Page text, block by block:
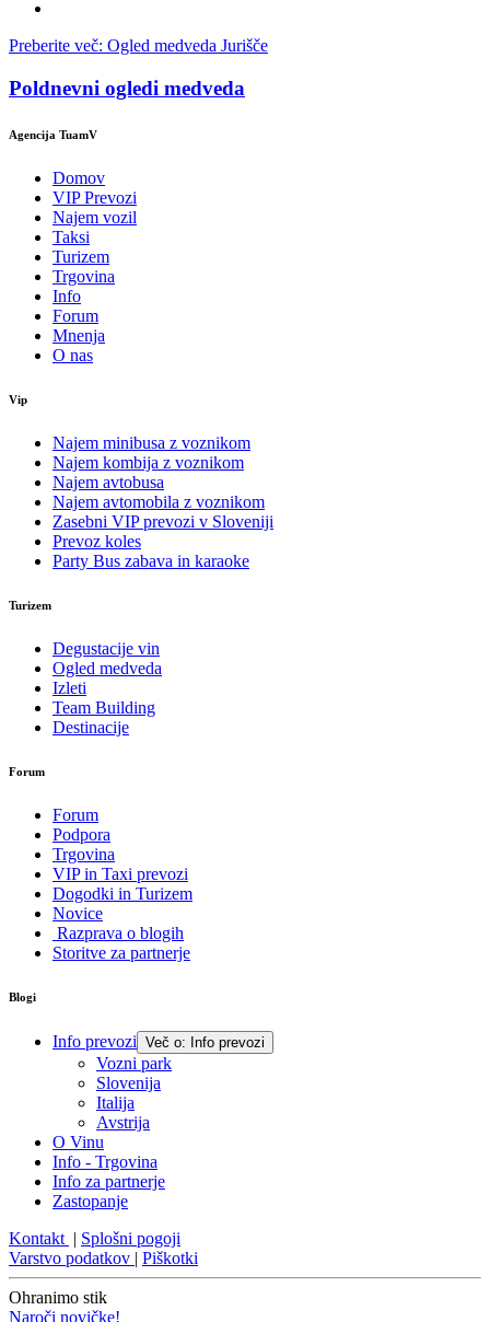
Preberite več: Ogled medveda Jurišče
Poldnevni ogledi medveda
Agencija TuamV
Domov
VIP Prevozi
Najem vozil
Taksi
Turizem
Trgovina
Info
Forum
Mnenja
O nas
Vip
Najem minibusa z voznikom
Najem kombija z voznikom
Najem avtobusa
Najem avtomobila z voznikom
Zasebni VIP prevozi v Sloveniji
Prevoz koles
Party Bus zabava in karaoke
Turizem
Degustacije vin
Ogled medveda
Izleti
Team Building
Destinacije
Forum
Forum
Podpora
Trgovina
VIP in Taxi prevozi
Dogodki in Turizem
Novice
Razprava o blogih
Storitve za partnerje
Blogi
Info prevozi Več o: Info prevozi
Vozni park
Slovenija
Italija
Avstrija
O Vinu
Info - Trgovina
Info za partnerje
Zastopanje
Kontakt | Splošni pogoji
Varstvo podatkov | Piškotki
Ohranimo stik
Naroči novičke!